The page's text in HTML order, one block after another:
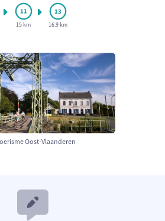
Oost-Vlaanderen
15 km 16.9 km